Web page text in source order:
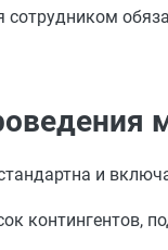
сотрудником
и
контингентов,